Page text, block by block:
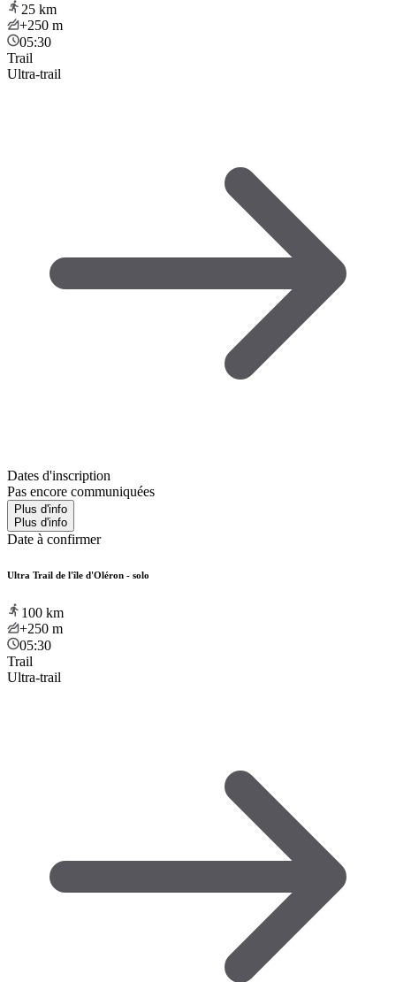
25 km
+250 m
05:30
Trail
Ultra-trail
Dates d'inscription
Pas encore communiquées
Plus d'info
Plus d'info
Date à confirmer
Ultra Trail de l'île d'Oléron - solo
100 km
+250 m
05:30
Trail
Ultra-trail